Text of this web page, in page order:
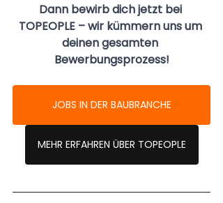
Dann bewirb dich jetzt bei
TOPEOPLE – wir kümmern uns um
deinen gesamten
Bewerbungsprozess!
JOBS IN DER BAUBRANCHE
MEHR ERFAHREN ÜBER TOPEOPLE